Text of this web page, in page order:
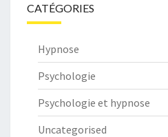
CATÉGORIES
Hypnose
Psychologie
Psychologie et hypnose
Uncategorised